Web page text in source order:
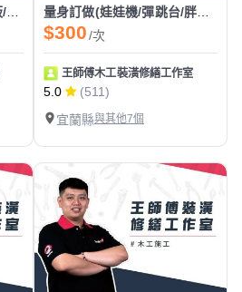
$300/次
王師傅木工裝潢修繕工作室
5.0
(511)
宜蘭縣與其他7個